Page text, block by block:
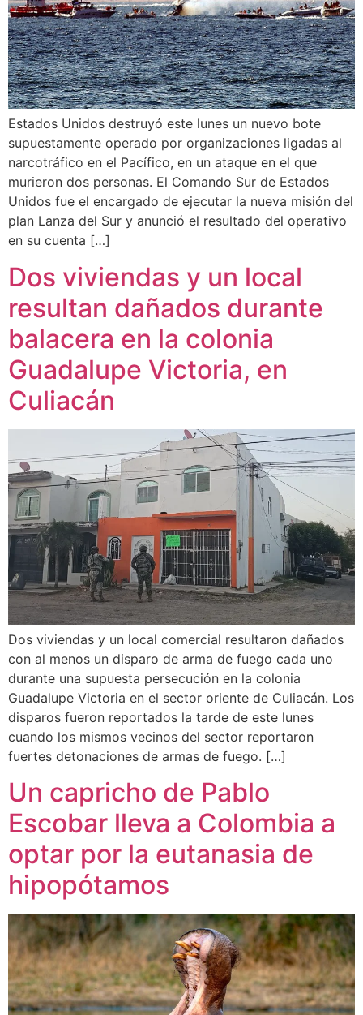
Estados Unidos destruyó este lunes un nuevo bote
supuestamente operado por organizaciones ligadas al
narcotráfico en el Pacífico, en un ataque en el que
murieron dos personas. El Comando Sur de Estados
Unidos fue el encargado de ejecutar la nueva misión del
plan Lanza del Sur y anunció el resultado del operativo
en su cuenta […]
Dos viviendas y un local
resultan dañados durante
balacera en la colonia
Guadalupe Victoria, en
Culiacán
Dos viviendas y un local comercial resultaron dañados
con al menos un disparo de arma de fuego cada uno
durante una supuesta persecución en la colonia
Guadalupe Victoria en el sector oriente de Culiacán. Los
disparos fueron reportados la tarde de este lunes
cuando los mismos vecinos del sector reportaron
fuertes detonaciones de armas de fuego. […]
Un capricho de Pablo
Escobar lleva a Colombia a
optar por la eutanasia de
hipopótamos